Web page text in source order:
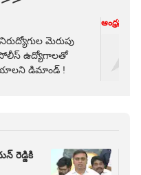
మెరుపు
పోలీస్‌ ఉద్యోగాలతో
డిమాండ్ !
ఆంధ్రప్రదేశ్
రెడ్డికి